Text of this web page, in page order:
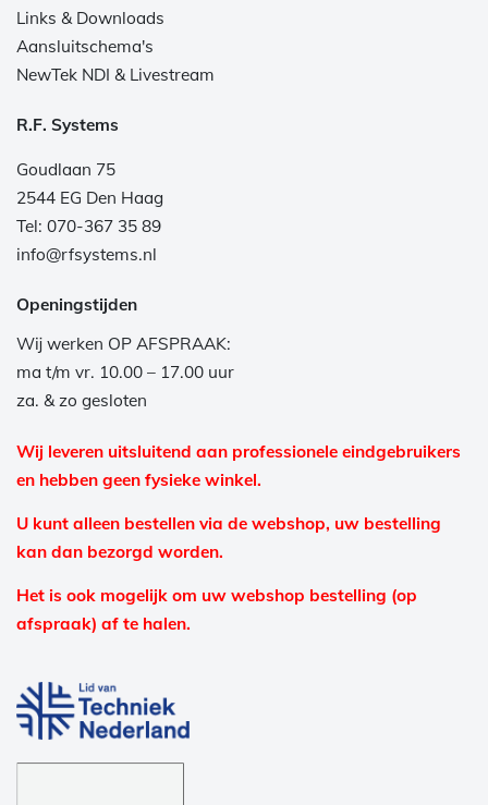
Links & Downloads
Aansluitschema's
NewTek NDI & Livestream
R.F. Systems
Goudlaan 75
2544 EG Den Haag
Tel: 070-367 35 89
info@rfsystems.nl
Openingstijden
Wij werken OP AFSPRAAK:
ma t/m vr. 10.00 – 17.00 uur
za. & zo gesloten
Wij leveren uitsluitend aan professionele eindgebruikers
en hebben geen fysieke winkel.
U kunt alleen bestellen via de webshop, uw bestelling
kan dan bezorgd worden.
Het is ook mogelijk om uw webshop bestelling (op
afspraak) af te halen.